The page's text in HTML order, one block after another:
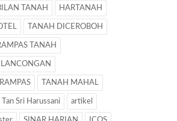
TANAH HARTANAH
TANAH DICEROBOH
TANAH
TANAH MAHAL
Tan Sri Harussani artikel